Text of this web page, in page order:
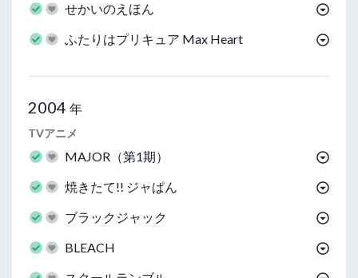
せかいのえほん
ふたりはプリキュア Max Heart
2004 年
TVアニメ
MAJOR（第1期）
焼きたて!! ジャぱん
ブラックジャック
BLEACH